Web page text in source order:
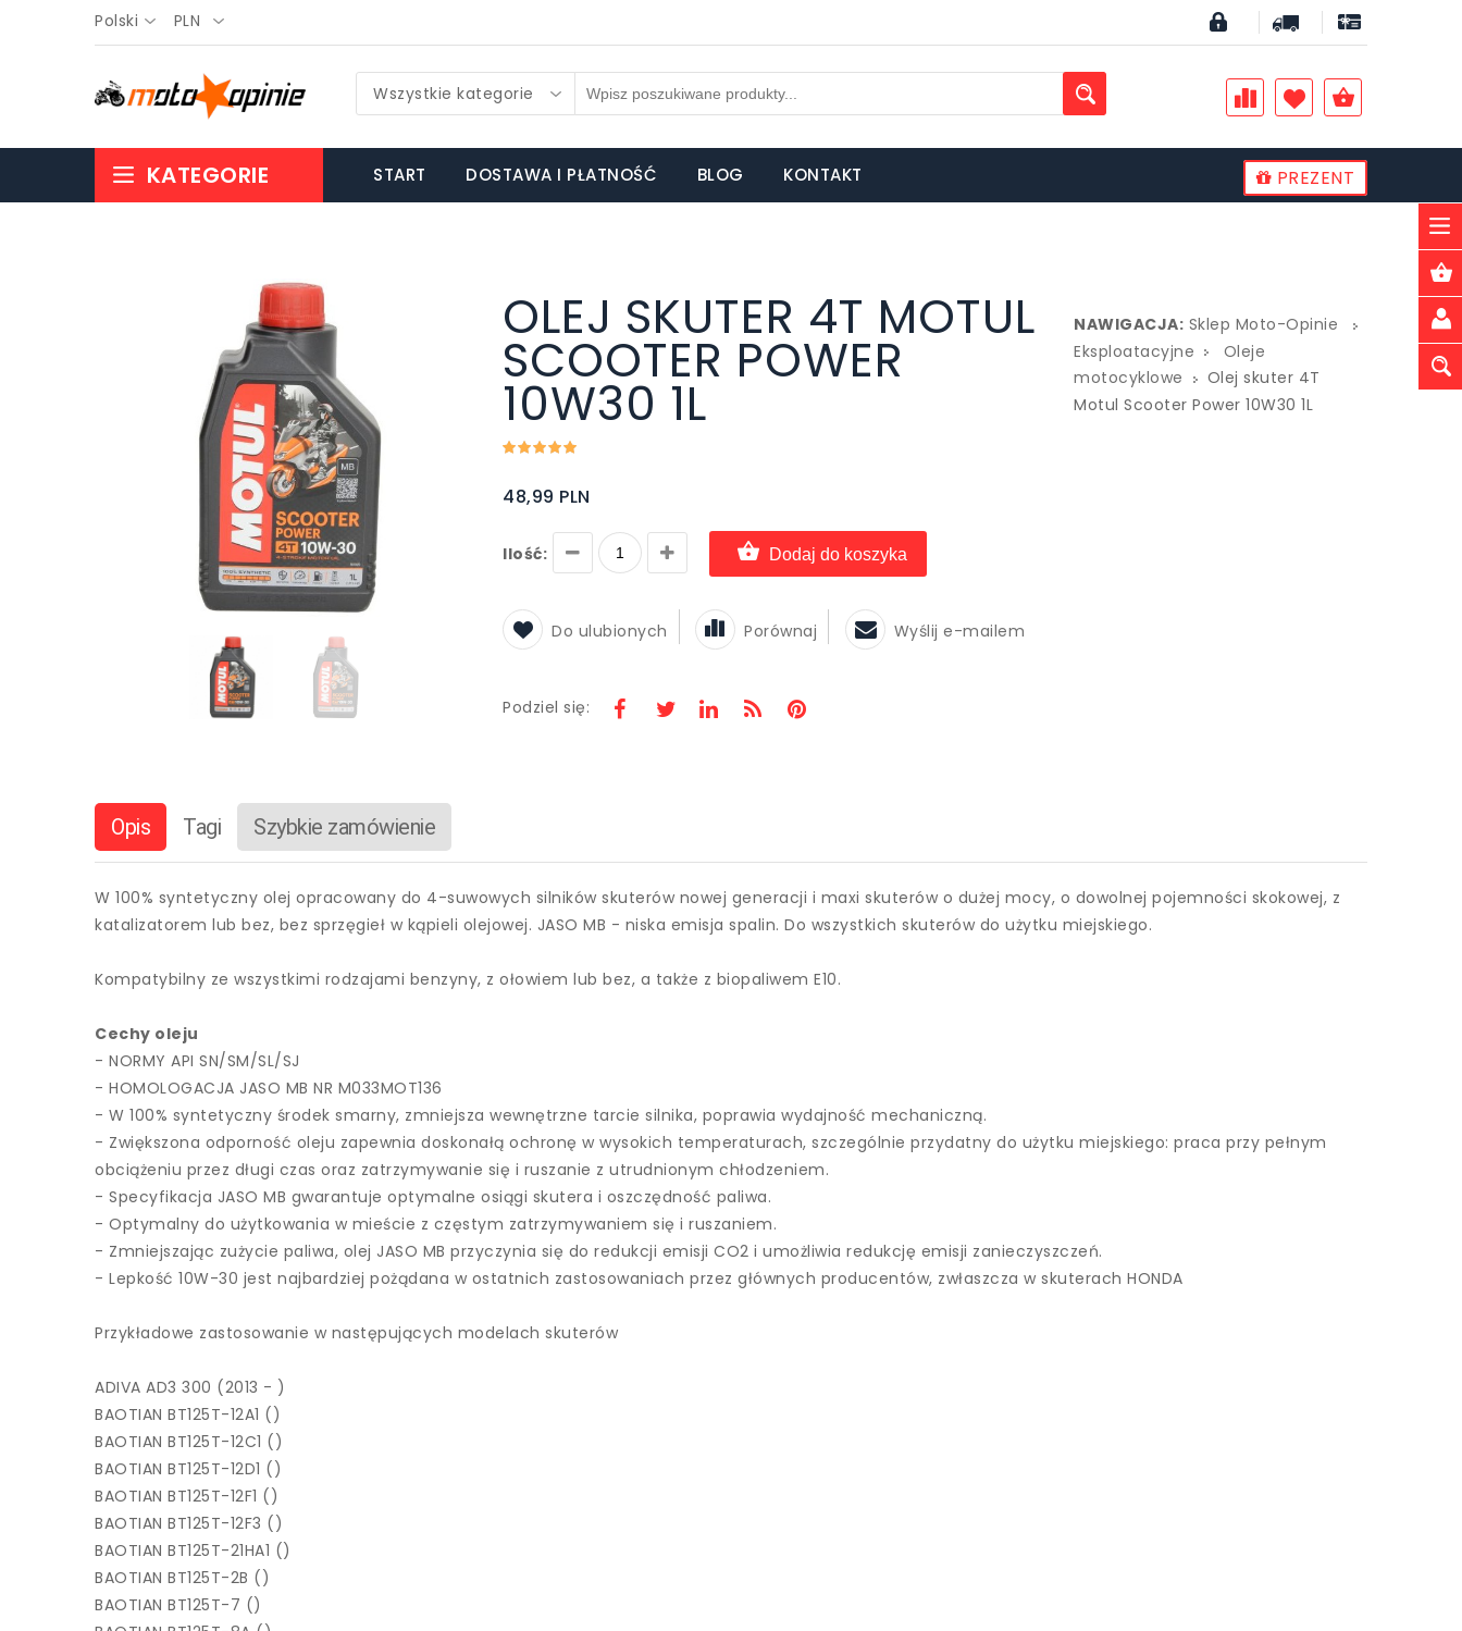
Polski PLN
Wszystkie kategorie
PLN
KATEGORIE START DOSTAWA I PŁATNOŚĆ BLOG KONTAKT PREZENT
OLEJ SKUTER 4T MOTUL
SCOOTER POWER
10W30 1L
48,99 PLN
Ilość: Dodaj do koszyka
Do ulubionych Porównaj Wyślij e-mailem
Podziel się:
NAWIGACJA: Sklep Moto-Opinie
Eksploatacyjne
Oleje
motocyklowe
Olej skuter 4T
Motul Scooter Power 10W30 1L
Opis Tagi Szybkie zamówienie
W 100% syntetyczny olej opracowany do 4-suwowych silników skuterów nowej generacji i maxi skuterów o dużej mocy, o dowolnej pojemności skokowej, z
katalizatorem lub bez, bez sprzęgieł w kąpieli olejowej. JASO MB - niska emisja spalin. Do wszystkich skuterów do użytku miejskiego.
Kompatybilny ze wszystkimi rodzajami benzyny, z ołowiem lub bez, a także z biopaliwem E10.
Cechy oleju
- NORMY API SN/SM/SL/SJ
- HOMOLOGACJA JASO MB NR M033MOT136
- W 100% syntetyczny środek smarny, zmniejsza wewnętrzne tarcie silnika, poprawia wydajność mechaniczną.
- Zwiększona odporność oleju zapewnia doskonałą ochronę w wysokich temperaturach, szczególnie przydatny do użytku miejskiego: praca przy pełnym
obciążeniu przez długi czas oraz zatrzymywanie się i ruszanie z utrudnionym chłodzeniem.
- Specyfikacja JASO MB gwarantuje optymalne osiągi skutera i oszczędność paliwa.
- Optymalny do użytkowania w mieście z częstym zatrzymywaniem się i ruszaniem.
- Zmniejszając zużycie paliwa, olej JASO MB przyczynia się do redukcji emisji CO2 i umożliwia redukcję emisji zanieczyszczeń.
- Lepkość 10W-30 jest najbardziej pożądana w ostatnich zastosowaniach przez głównych producentów, zwłaszcza w skuterach HONDA
Przykładowe zastosowanie w następujących modelach skuterów
ADIVA AD3 300 (2013 - )
BAOTIAN BT125T-12A1 ()
BAOTIAN BT125T-12C1 ()
BAOTIAN BT125T-12D1 ()
BAOTIAN BT125T-12F1 ()
BAOTIAN BT125T-12F3 ()
BAOTIAN BT125T-21HA1 ()
BAOTIAN BT125T-2B ()
BAOTIAN BT125T-7 ()